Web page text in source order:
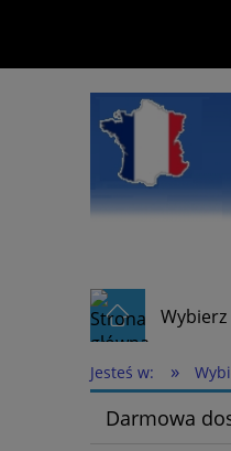
Jesteś w: »
Darmowa